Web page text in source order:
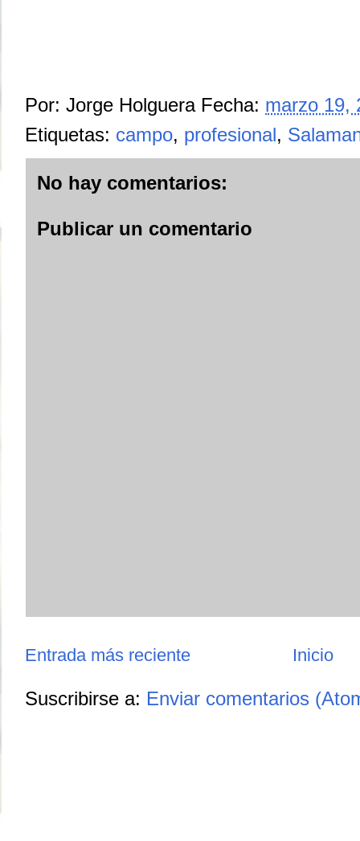
Por:Jorge Holguera Fecha: marzo 19,
Etiquetas: campo, profesional ,
No hay comentarios:
Publicar un comentario
Entrada más reciente Inicio
Suscribirse a: Enviar comentarios